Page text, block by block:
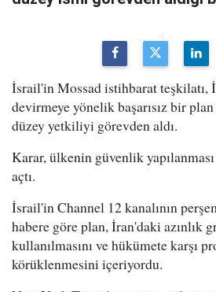
İsrail'in Mossad istihbarat teşkilatı,
devirmeye yönelik başarısız bir
düzey yetkiliyi görevden aldı.
Karar, ülkenin güvenlik
açtı.
İsrail'in Channel 12 kanalının
habere göre plan, İran'daki azınlık
kullanılmasını ve hükümete karşı
körüklenmesini içeriyordu.